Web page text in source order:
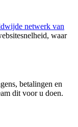
netwerk van
waar
betalingen en
dit voor u doen.